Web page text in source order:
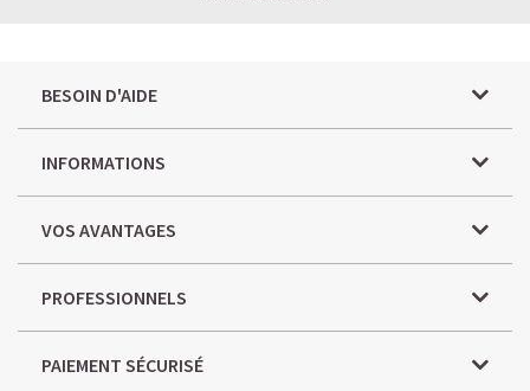
BESOIN D'AIDE
INFORMATIONS
VOS AVANTAGES
PROFESSIONNELS
PAIEMENT SÉCURISÉ